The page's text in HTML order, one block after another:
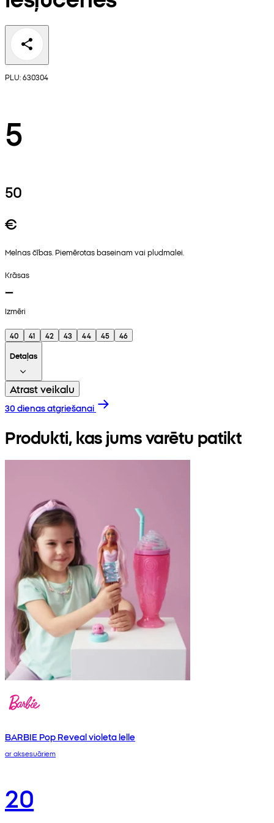
PLU: 630304
5
50
€
Melnas čības. Piemērotas baseinam vai pludmalei.
Krāsas
Izmēri
40 41 42 43 44 45
46
Detaļas
Atrast veikalu
30 dienas atgriešanai
Produkti, kas jums varētu patikt
BARBIE Pop Reveal violeta lelle
ar aksesuāriem
20